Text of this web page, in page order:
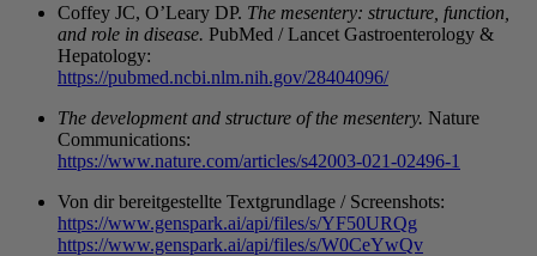
Coffey JC, O’Leary DP. The mesentery: structure, function,
and role in disease. PubMed / Lancet Gastroenterology &
Hepatology:
https://pubmed.ncbi.nlm.nih.gov/28404096/
The development and structure of the mesentery. Nature
Communications:
https://www.nature.com/articles/s42003-021-02496-1
Von dir bereitgestellte Textgrundlage / Screenshots:
https://www.genspark.ai/api/files/s/YF50URQg
https://www.genspark.ai/api/files/s/W0CeYwQv